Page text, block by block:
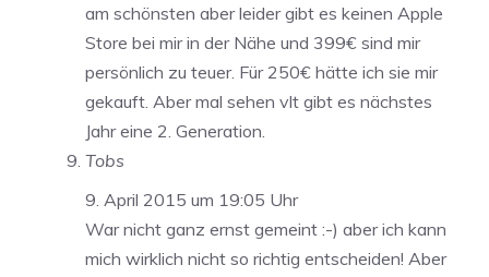
am schönsten aber leider gibt es keinen Apple
Store bei mir in der Nähe und 399€ sind mir
persönlich zu teuer. Für 250€ hätte ich sie mir
gekauft. Aber mal sehen vlt gibt es nächstes
Jahr eine 2. Generation.
Tobs
9. April 2015 um 19:05 Uhr
War nicht ganz ernst gemeint :-) aber ich kann
mich wirklich nicht so richtig entscheiden! Aber